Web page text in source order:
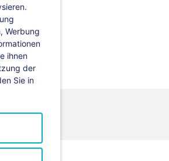
Werbung
ihnen
der
Sie in